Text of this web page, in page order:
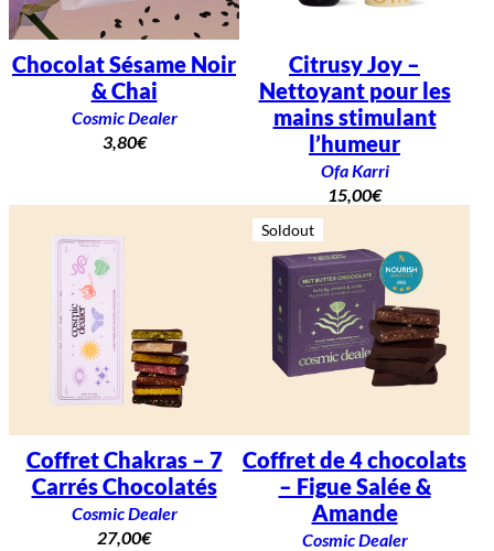
Chocolat Sésame Noir
& Chai
Cosmic Dealer
3,80€
Citrusy Joy –
Nettoyant pour les
mains stimulant
l’humeur
Ofa Karri
15,00€
Coffret Chakras – 7
Carrés Chocolatés
Cosmic Dealer
27,00€
Soldout
Coffret de 4 chocolats
– Figue Salée &
Amande
Cosmic Dealer